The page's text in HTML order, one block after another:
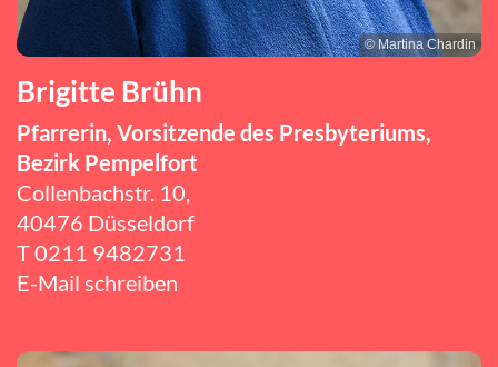
© Martina Chardin
Brigitte Brühn
Pfarrerin, Vorsitzende des Presbyteriums,
Bezirk Pempelfort
Collenbachstr. 10,
40476 Düsseldorf
T0211 9482731
E-Mail schreiben